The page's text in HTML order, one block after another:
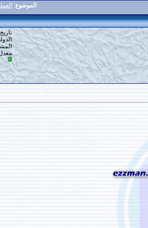
العملة الصينية[اليوان الصيني]
#
5
تاريخ التسجيل: 17-08-2014
الدولة: الجزائر
المشاركات: 12
معدل تقييم المستوى: 0